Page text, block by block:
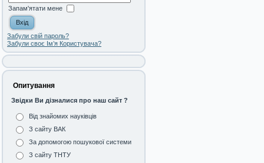
Запам'ятати мене
Забули свій пароль?
Забули своє Ім’я Користувача?
Опитування
Звідки Ви дізналися про наш сайт ?
Від знайомих науківців
З сайту ВАК
За допомогою пошукової системи
З сайту ТНТУ